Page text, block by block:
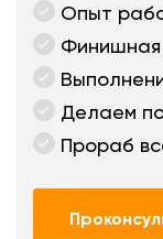
Опыт
Финишная
Делаем
Прораб